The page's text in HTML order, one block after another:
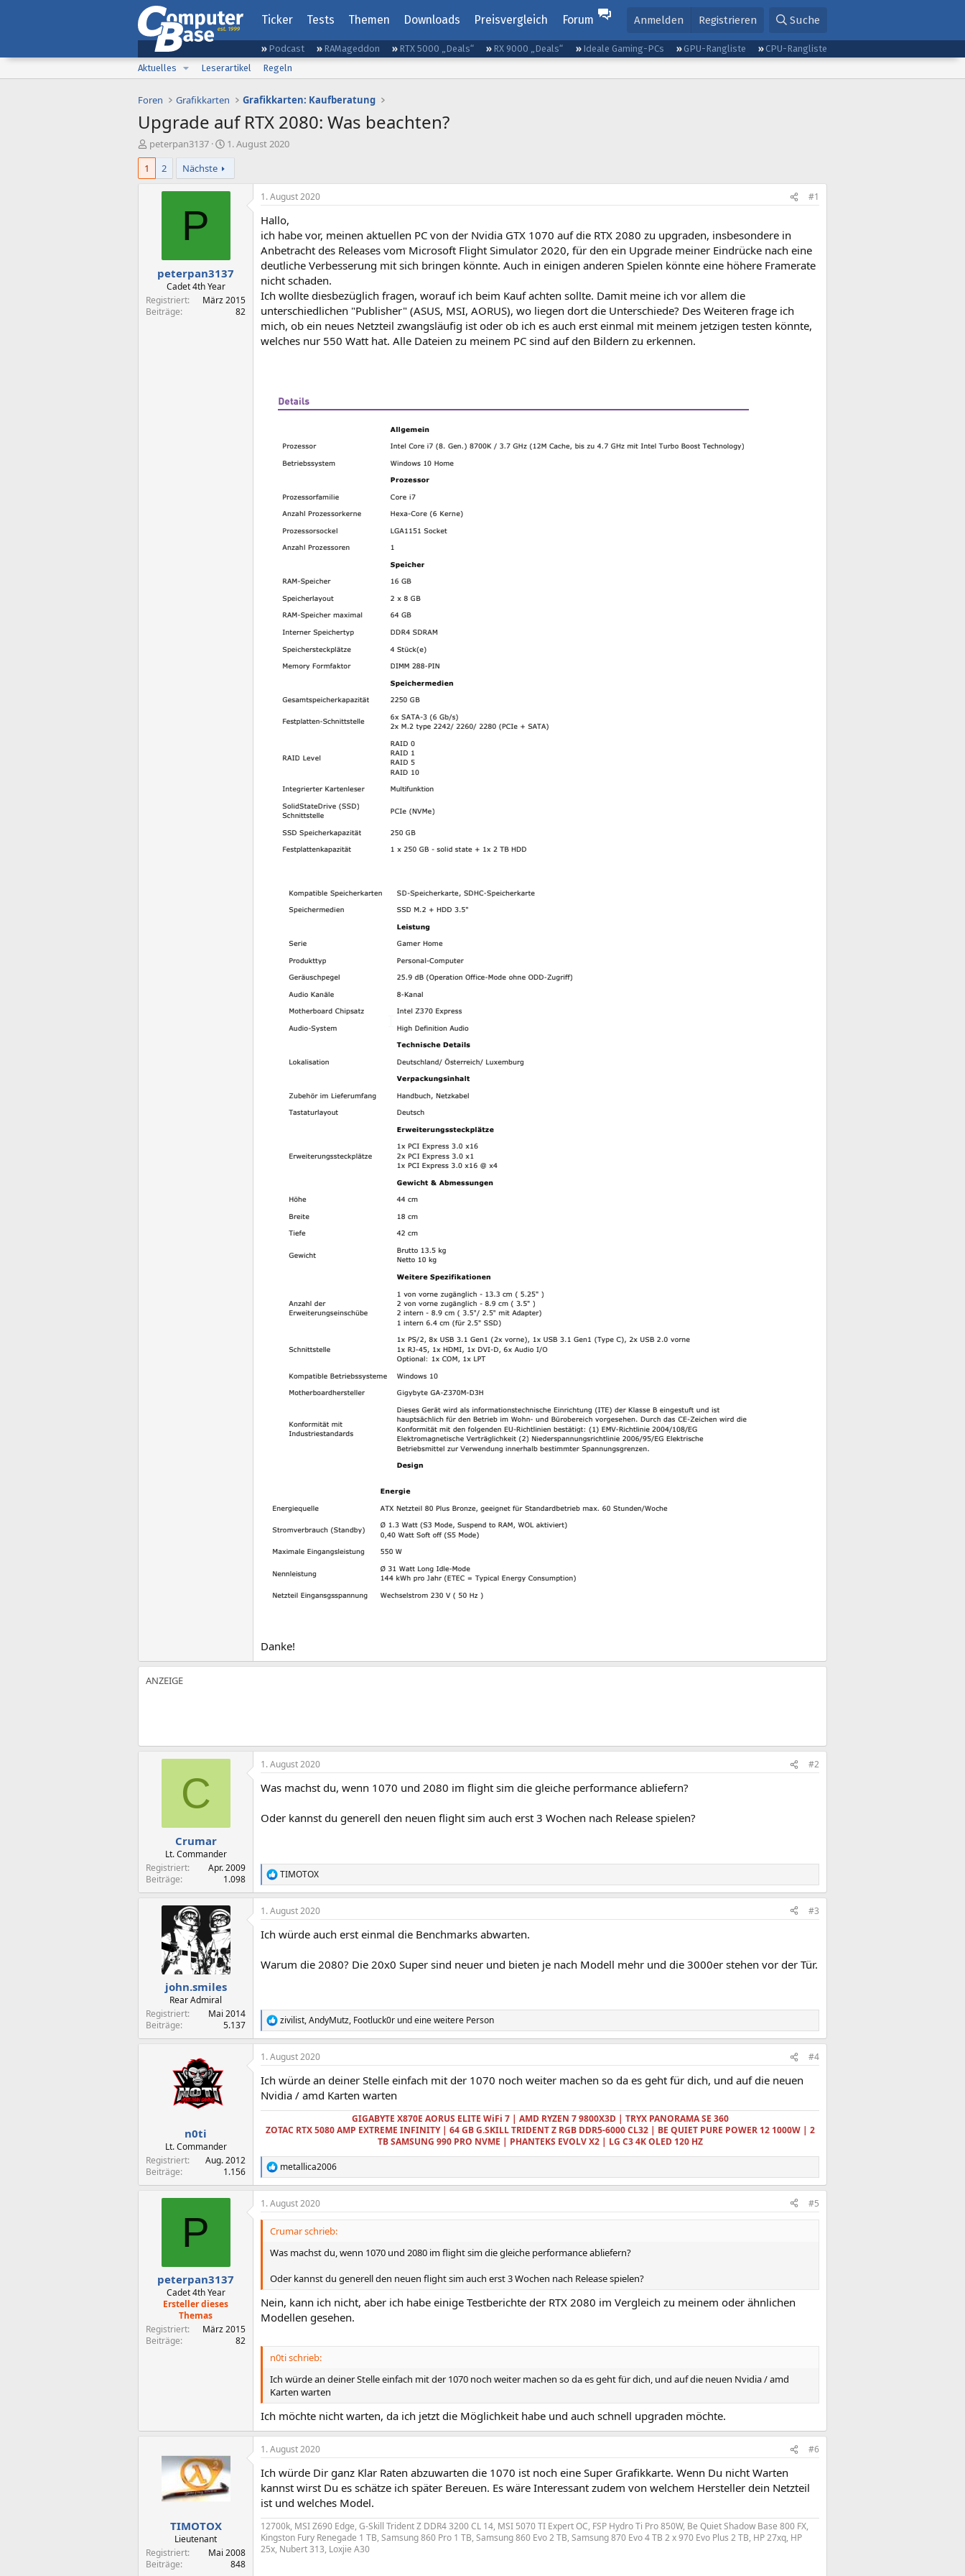
Ticker Tests Themen Downloads Preisvergleich Forum Anmelden Registrieren Suche
Podcast RAMageddon RTX 5000 „Deals“ RX 9000 „Deals“ Ideale Gaming-PCs GPU-Rangliste
CPU-Rangliste
Aktuelles
Leserartikel Regeln
Foren Grafikkarten Grafikkarten: Kaufberatung
Upgrade auf RTX 2080: Was beachten?
E
r
t
peterpan3137
E
r
t
e
m
1. August 2020
1
2 Nächste
P
peterpan3137
Cadet 4th Year
Registriert
März 2015
Beiträge
82
1. August 2020 #1
Hallo,
ich habe vor, meinen aktuellen PC von der Nvidia GTX 1070 auf die RTX 2080 zu upgraden, insbesondere in
Anbetracht des Releases vom Microsoft Flight Simulator 2020, für den ein Upgrade meiner Eindrücke nach eine
deutliche Verbesserung mit sich bringen könnte. Auch in einigen anderen Spielen könnte eine höhere Framerate
nicht schaden.
Ich wollte diesbezüglich fragen, worauf ich beim Kauf achten sollte. Damit meine ich vor allem die
unterschiedlichen "Publisher" (ASUS, MSI, AORUS), wo liegen dort die Unterschiede? Des Weiteren frage ich
mich, ob ein neues Netzteil zwangsläufig ist oder ob ich es auch erst einmal mit meinem jetzigen testen könnte,
welches nur 550 Watt hat. Alle Dateien zu meinem PC sind auf den Bildern zu erkennen.
Danke!
C
Crumar
Lt. Commander
Registriert
Apr. 2009
Beiträge
1.098
1. August 2020 #2
Was machst du, wenn 1070 und 2080 im flight sim die gleiche performance abliefern?
Oder kannst du generell den neuen flight sim auch erst 3 Wochen nach Release spielen?
R
e
a
k
i
n
e
TIMOTOX
john.smiles
Rear Admiral
Registriert
Mai 2014
Beiträge
5.137
1. August 2020 #3
Ich würde auch erst einmal die Benchmarks abwarten.
Warum die 2080? Die 20x0 Super sind neuer und bieten je nach Modell mehr und die 3000er stehen vor der Tür.
R
e
a
k
i
o
n
zivilist,AndyMutz, Footluck0r und eine weitere Person
n0ti
Lt. Commander
Registriert
Aug. 2012
Beiträge
1.156
1. August 2020 #4
Ich würde an deiner Stelle einfach mit der 1070 noch weiter machen so da es geht für dich, und auf die neuen
Nvidia / amd Karten warten
GIGABYTE X870E AORUS ELITE WiFi 7 | AMD RYZEN 7 9800X3D | TRYX PANORAMA SE 360
ZOTAC RTX 5080 AMP EXTREME INFINITY| 64 GB G.SKILL TRIDENT Z RGB DDR5-6000 CL32 | BE QUIET PURE POWER 12 1000W | 2
TB SAMSUNG 990 PRO NVME | PHANTEKS EVOLV X2 | LG C3 4K OLED 120 HZ
R
e
a
k
t
n
metallica2006
P
peterpan3137
Cadet 4th Year
Ersteller dieses
Themas
Registriert
März 2015
Beiträge
82
1. August 2020 #5
Crumar schrieb:
Was machst du, wenn 1070 und 2080 im flight sim die gleiche performance abliefern?
Oder kannst du generell den neuen flight sim auch erst 3 Wochen nach Release spielen?
Nein, kann ich nicht, aber ich habe einige Testberichte der RTX 2080 im Vergleich zu meinem oder ähnlichen
Modellen gesehen.
n0ti schrieb:
Ich würde an deiner Stelle einfach mit der 1070 noch weiter machen so da es geht für dich, und auf die neuen Nvidia / amd
Karten warten
Ich möchte nicht warten, da ich jetzt die Möglichkeit habe und auch schnell upgraden möchte.
TIMOTOX
Lieutenant
Registriert
Mai 2008
Beiträge
848
1. August 2020 #6
Ich würde Dir ganz Klar Raten abzuwarten die 1070 ist noch eine Super Grafikkarte. Wenn Du nicht Warten
kannst wirst Du es schätze ich später Bereuen. Es wäre Interessant zudem von welchem Hersteller dein Netzteil
ist und welches Model.
12700k, MSI Z690 Edge, G-Skill Trident Z DDR4 3200 CL 14, MSI 5070 TI Expert OC, FSP Hydro Ti Pro 850W, Be Quiet Shadow Base 800 FX,
Kingston Fury Renegade 1 TB, Samsung 860 Pro 1 TB, Samsung 860 Evo 2 TB, Samsung 870 Evo 4 TB 2 x 970 Evo Plus 2 TB, HP 27xq, HP
25x, Nubert 313, Loxjie A30